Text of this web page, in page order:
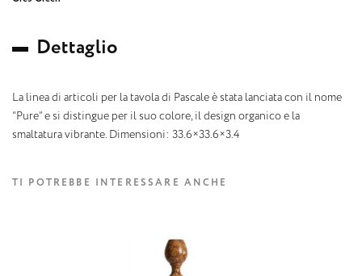
Dettaglio
La linea di articoli per la tavola di Pascale è stata lanciata con il nome
“Pure” e si distingue per il suo colore, il design organico e la
smaltatura vibrante. Dimensioni: 33.6×33.6×3.4
TI POTREBBE INTERESSARE ANCHE